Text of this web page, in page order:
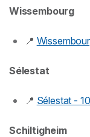
Wissembourg
📍
Sélestat
📍 Sélestat -
Schiltigheim